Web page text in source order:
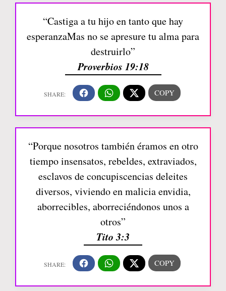
“Castiga a tu hijo en tanto que hay
esperanzaMas no se apresure tu alma para
destruirlo”
Proverbios 19:18
“Porque nosotros también éramos en otro
tiempo insensatos, rebeldes, extraviados,
esclavos de concupiscencias deleites
diversos, viviendo en malicia envidia,
aborrecibles, aborreciéndonos unos a
otros”
Tito 3:3